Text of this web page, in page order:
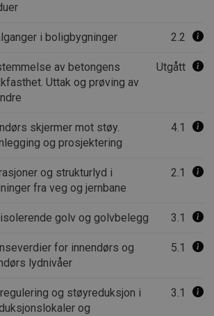
i boligbygninger 2.2
av betongens
Uttak og prøving av
Utgått
skjermer mot støy.
og prosjektering
4.1
og strukturlyd i
fra veg og jernbane
2.1
golv og golvbelegg 3.1
for innendørs og
lydnivåer
5.1
og støyreduksjon i
og
3.1